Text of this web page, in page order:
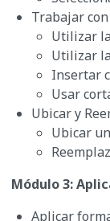
Trabajar
Utilizar
Utilizar
Insertar
Usar
Ubicar y
Ubicar
Módulo 3:
Aplicar